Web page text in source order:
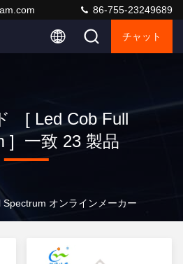
86-755-23249689
チャット
[ Led Cob Full
] 一致 23 製品
Spectrum オンラインメーカー